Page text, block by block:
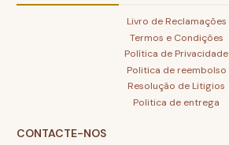
Livro de Reclamações
Termos e Condições
Política de Privacidade
Politica de reembolso
Resolução de Litigios
Politica de entrega
CONTACTE-NOS